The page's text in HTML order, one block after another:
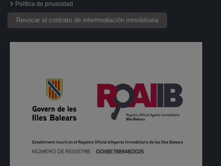
Política de privacidad
Revocar el contrato de intermediación inmobiliaria